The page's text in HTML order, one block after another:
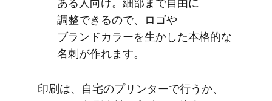
ある​人向け。​細部まで​自由に​
調整できるので、​ロゴや​
ブランドカラーを​生かした本格的な​
名刺が​作れます。
印刷は、​自宅の​プリンターで​行うか、​